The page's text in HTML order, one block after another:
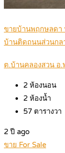
ขายบ้านพฤกษลดา
บ้านติดถนนส่วนกล
ต.บ้านคลองสวน อ.
2 ห้องนอน
2 ห้องน้ำ
57 ตารางวา
2 ปี ago
ขาย For Sale